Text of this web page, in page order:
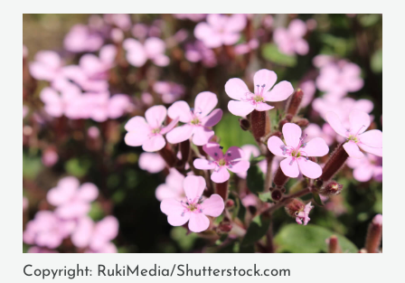
Copyright: RukiMedia/Shutterstock.com